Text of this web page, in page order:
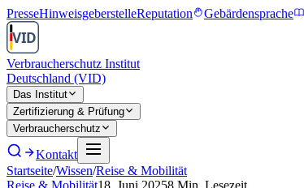
PresseHinweisgeberstelleReputation Gebärdensprache
Verbraucherschutz Institut
Deutschland (VID)
Das Institut
Zertifizierung & Prüfung
Verbraucherschutz
Kontakt
Startseite/Wissen/Reise & Mobilität
Reise & Mobilität18. Juni 20258 Min. Lesezeit